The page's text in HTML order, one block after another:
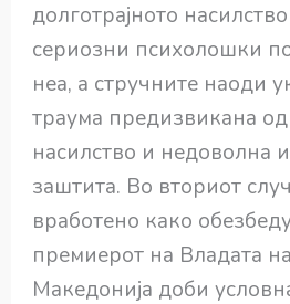
долготрајното
сериозни психолошки
неа, а стручните наоди
траума предизвикана
насилство и недоволна
заштита. Во вториот
вработено како
премиерот на Владата
Македонија доби